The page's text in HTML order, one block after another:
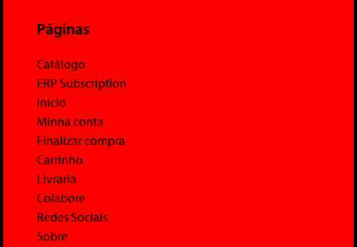
Páginas
Catálogo
ERP Subscription
Início
Minha conta
Finalizar compra
Carrinho
Livraria
Colabore
Redes Sociais
Sobre